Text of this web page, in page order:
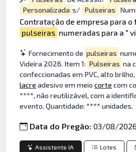
Personalizada s/ Pulseiras
Contratação de empresa para
pulseiras numeradas para a "
Fornecimento de pulseiras
Videira 2026. Item 1: Pulseiras na
confeccionadas em PVC, alto
lacre adesivo em meiocorte com
****, não reutilizável, com a
evento. Quantidade: **** unidades.
Data do Pregão:03/08/2026
Assistente IA Lotes